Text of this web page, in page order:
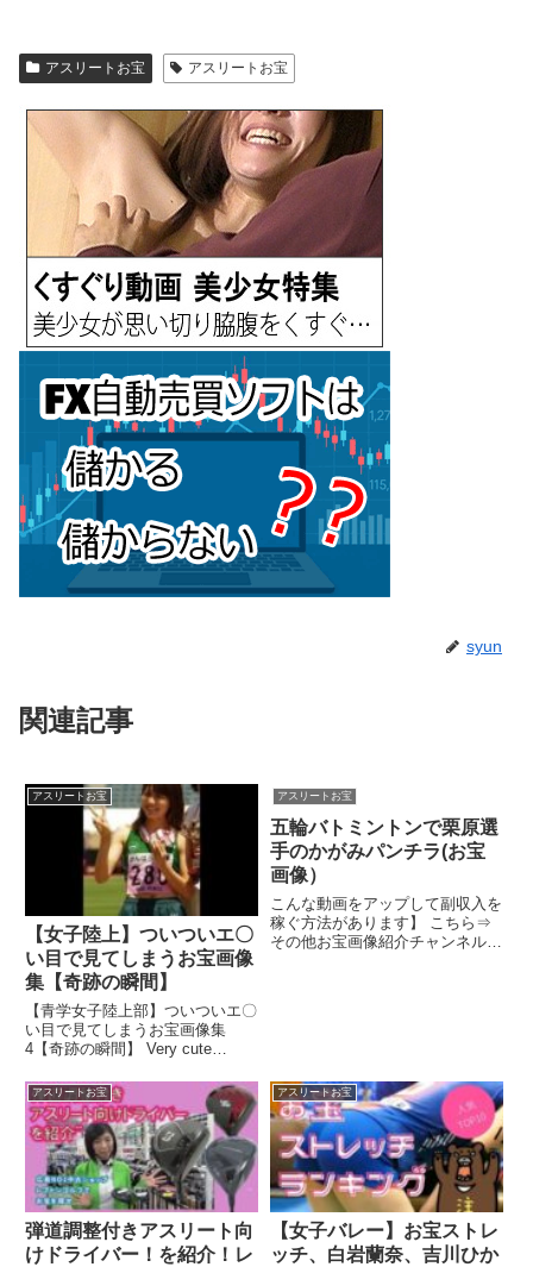
アスリートお宝 アスリートお宝
syun
関連記事
アスリートお宝
【女子陸上】ついついエ〇
い目で見てしまうお宝画像
集【奇跡の瞬間】
【青学女子陸上部】ついついエ〇
い目で見てしまうお宝画像集
4【奇跡の瞬間】 Very cute
University) ...関連ツイート
アスリートお宝
五輪バトミントンで栗原選
手のかがみパンチラ(お宝
画像）
こんな動画をアップして副収入を
稼ぐ方法があります】 こちら⇒
その他お宝画像紹介チャンネルは
アスリートお宝
弾道調整付きアスリート向
けドライバー！を紹介！レ
アスリートお宝
【女子バレー】お宝ストレ
ッチ、白岩蘭奈、吉川ひか